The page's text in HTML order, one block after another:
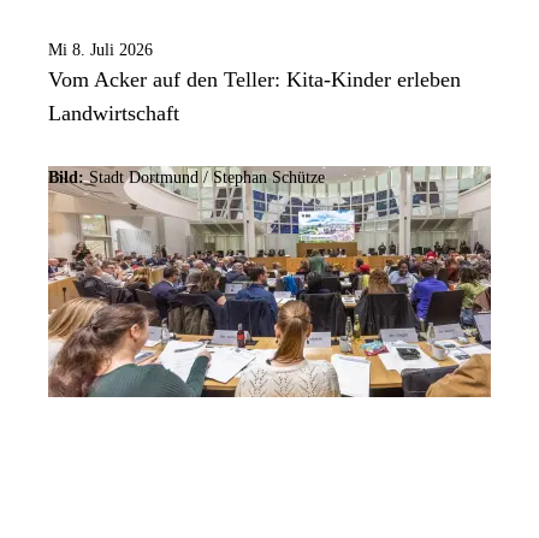
Mi 8. Juli 2026
Vom Acker auf den Teller: Kita-Kinder erleben
Landwirtschaft
Bild:Stadt Dortmund / Stephan Schütze